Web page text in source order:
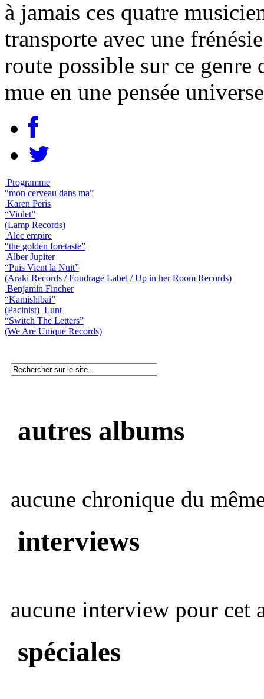
à jamais ces quatre
transporte avec une
route possible sur ce
mue en une pensée
Programme
“mon cerveau dans ma”
Karen Peris
“Violet”
(Lamp Records)
Alec empire
“the golden foretaste”
Alber Jupiter
“Puis Vient la Nuit”
(Araki Records / Foudrage Label / Up in her Room Records)
Benjamin Fincher
“Kamishibai”
(Pacinist) Lunt
“Switch The Letters”
(We Are Unique Records)
autres albums
aucune chronique du
interviews
aucune interview pour cet
spéciales